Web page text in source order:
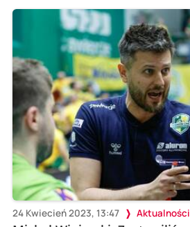
24 Kwiecień 2023, 13:47 Aktualności